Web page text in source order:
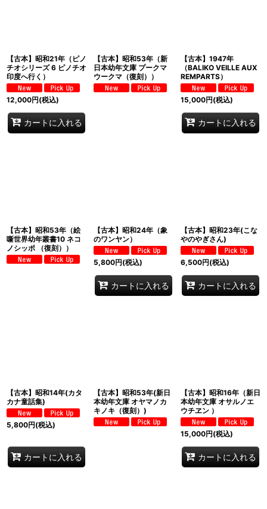
【古本】昭和21年（ピノ
チオシリーズ 6 ピノチオ
印度へ行く）
12,000円(税込)
カートに入れる
【古本】昭和53年（新
日本幼年文庫 プークマ
ウークマ（復刻））
【古本】1947年
（BALIKO VEILLE AUX
REMPARTS）
15,000円(税込)
カートに入れる
【古本】昭和53年（絵
噺世界幼年叢書10 ネコ
ノシッポ （復刻））
【古本】昭和24年（象
のワンヤン）
5,800円(税込)
カートに入れる
【古本】昭和23年(こな
やのやぎさん)
6,500円(税込)
カートに入れる
【古本】昭和14年(カタ
カナ童話集)
5,800円(税込)
カートに入れる
【古本】昭和53年(新日
本幼年文庫 オヤマノカ
キノキ（復刻）)
【古本】昭和16年（新日
本幼年文庫 オサルノエ
ウチヱン ）
15,000円(税込)
カートに入れる